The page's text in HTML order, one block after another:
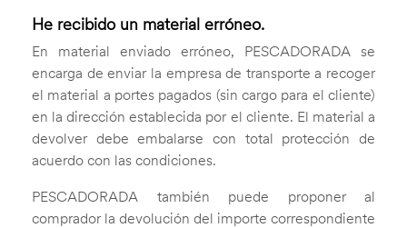
He recibido un material erróneo.
En material enviado erróneo, PESCADORADA se
encarga de enviar la empresa de transporte a recoger
el material a portes pagados (sin cargo para el cliente)
en la dirección establecida por el cliente. El material a
devolver debe embalarse con total protección de
acuerdo con las condiciones.
PESCADORADA también puede proponer al
comprador la devolución del importe correspondiente